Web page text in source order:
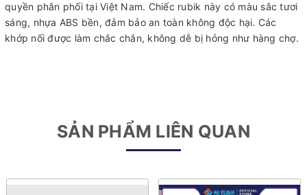
quyền phân phối tại Việt Nam. Chiếc rubik này có màu sắc tươi
sáng, nhựa ABS bền, đảm bảo an toàn không độc hại. Các
khớp nối được làm chắc chắn, không dễ bị hỏng như hàng chợ.
SẢN PHẨM LIÊN QUAN